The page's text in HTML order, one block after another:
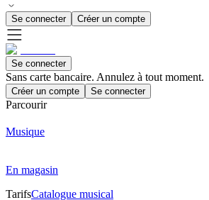
Se connecter Créer un compte
Se connecter
Sans carte bancaire. Annulez à tout moment.
Créer un compte Se connecter
Parcourir
Musique
En magasin
TarifsCatalogue musical